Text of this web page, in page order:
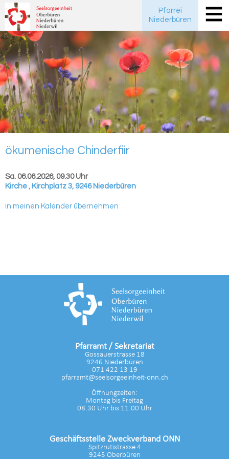
Pfarrei
Niederbüren
öku­me­ni­sche Chin­der­fiir
Sa. 06.06.2026, 09.30 Uhr
Kirche , Kirchplatz 3, 9246 Niederbüren
in meinen Kalender übernehmen
Pfarramt / Sekretariat
Gossauerstrasse 18
9246 Niederbüren
071 422 13 19
pfarramt@seelsorgeeinheit-onn.ch
Öffnungzeiten:
Montag bis Freitag
08.30 Uhr bis 11.00 Uhr
Geschäftsstelle Zweckverband ONN
Spitzrütistrasse 4
9245 Oberbüren